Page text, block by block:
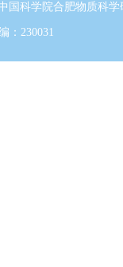
国科学院合肥物质科
：230031